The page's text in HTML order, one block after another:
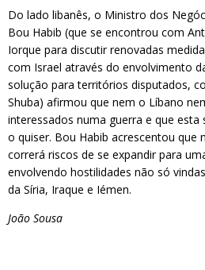
Do lado libanês, o Ministro dos
Bou Habib (que se encontrou com
Iorque para discutir renovadas
com Israel através do envolvimento
solução para territórios disputados,
Shuba) afirmou que nem o Líbano
interessados numa guerra e que
o quiser. Bou Habib acrescentou que
correrá riscos de se expandir para
envolvendo hostilidades não só
da Síria, Iraque e Iémen.
João Sousa